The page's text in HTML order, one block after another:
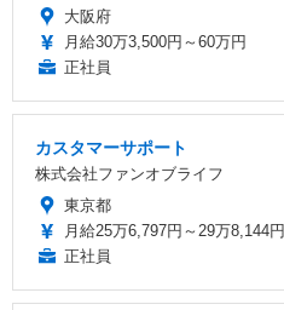
大阪府
月給30万3,500円～60万円
正社員
カスタマーサポート
株式会社ファンオブライフ
東京都
月給25万6,797円～29万8,144円
正社員